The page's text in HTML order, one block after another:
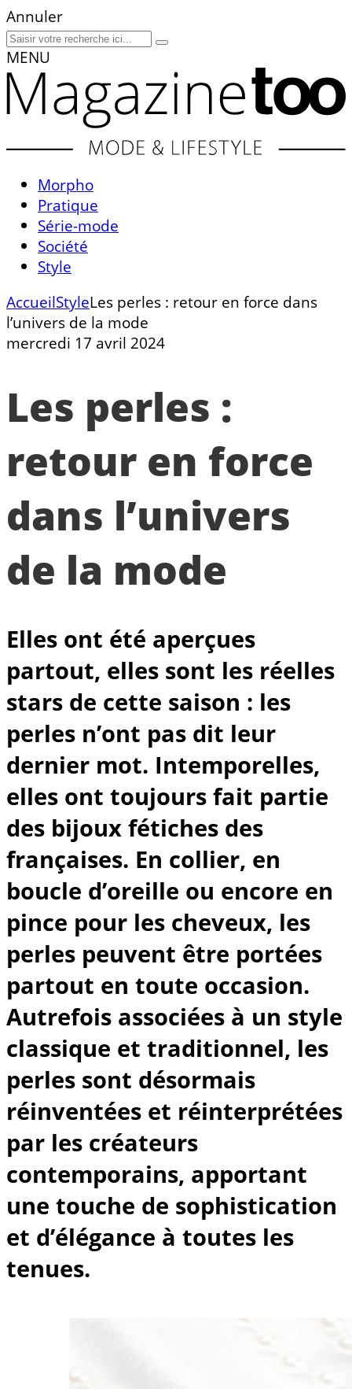
Annuler
MENU
Morpho
Pratique
Série-mode
Société
Style
AccueilStyleLes perles : retour en force dans
l’univers de la mode
mercredi 17 avril 2024
Les perles :
retour en force
dans l’univers
de la mode
Elles ont été aperçues
partout, elles sont les réelles
stars de cette saison : les
perles n’ont pas dit leur
dernier mot. Intemporelles,
elles ont toujours fait partie
des bijoux fétiches des
françaises. En collier, en
boucle d’oreille ou encore en
pince pour les cheveux, les
perles peuvent être portées
partout en toute occasion.
Autrefois associées à un style
classique et traditionnel, les
perles sont désormais
réinventées et réinterprétées
par les créateurs
contemporains, apportant
une touche de sophistication
et d’élégance à toutes les
tenues.